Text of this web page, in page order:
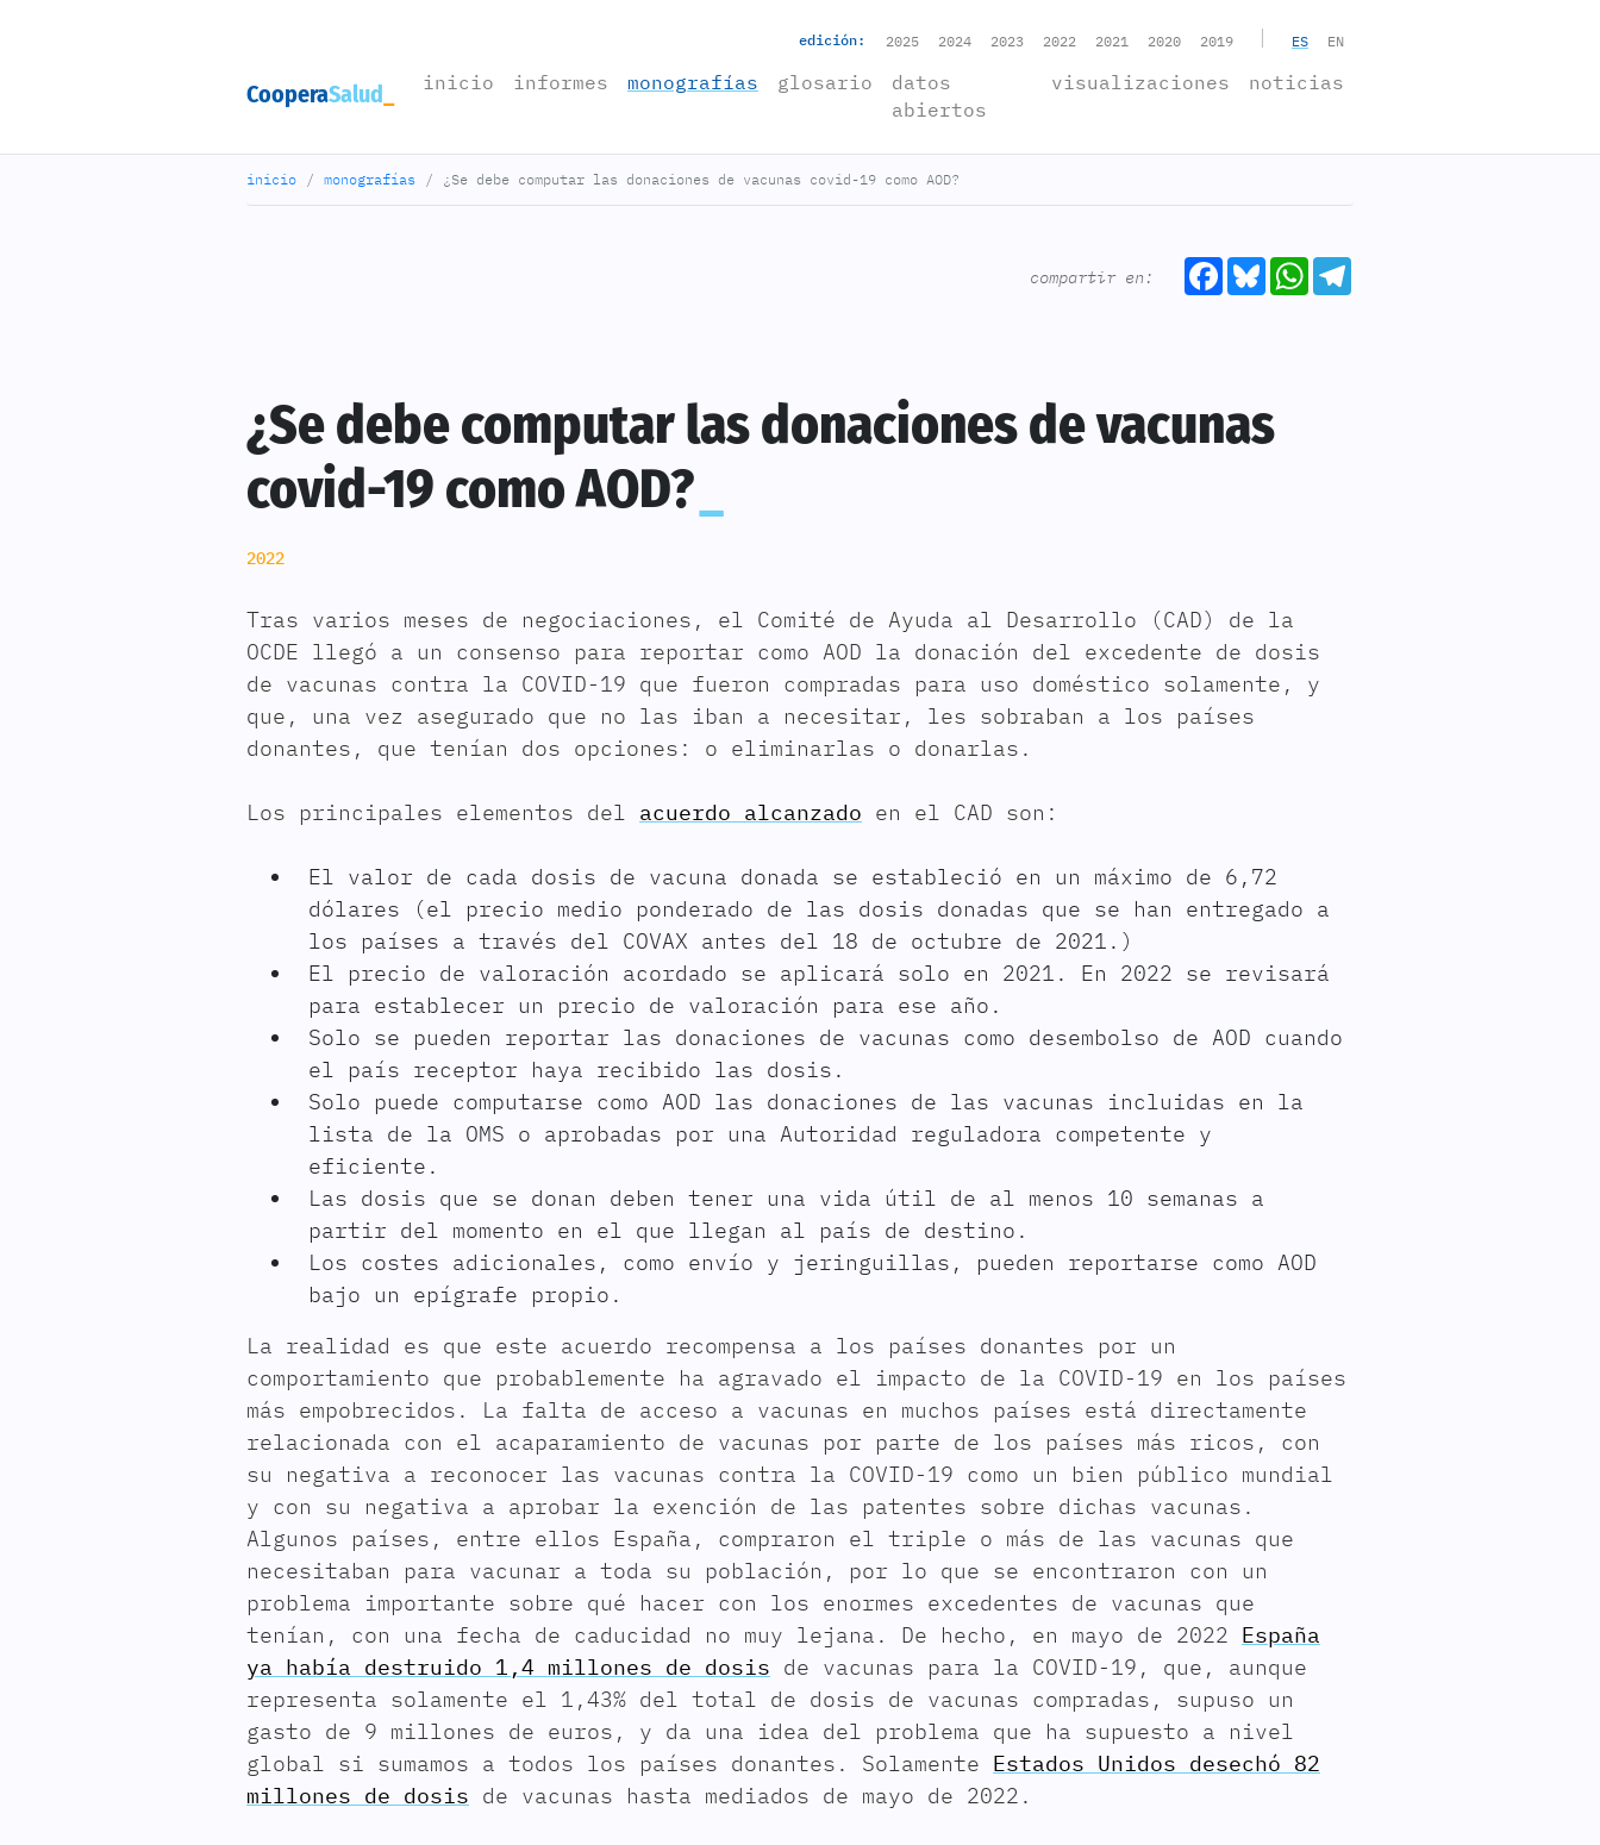
CooperaSalud
edición: 2025 2024 2023 2022 2021 2020 2019 | ES EN
inicio (current)
informes monografías glosario
datos
abiertos
visualizaciones noticias
inicio monografías ¿Se debe computar las donaciones de vacunas covid-19 como AOD?
compartir en: WhatsApp
Bluesky
Facebook
¿Se debe computar las donaciones de vacunas
covid-19 como AOD?
2022
Tras varios meses de negociaciones, el Comité de Ayuda al Desarrollo (CAD) de la
OCDE llegó a un consenso para reportar como AOD la donación del excedente de dosis
de vacunas contra la COVID-19 que fueron compradas para uso doméstico solamente, y
que, una vez asegurado que no las iban a necesitar, les sobraban a los países
donantes, que tenían dos opciones: o eliminarlas o donarlas.
Los principales elementos del acuerdo alcanzado en el CAD son:
El valor de cada dosis de vacuna donada se estableció en un máximo de 6,72
dólares (el precio medio ponderado de las dosis donadas que se han entregado a
los países a través del COVAX antes del 18 de octubre de 2021.)
El precio de valoración acordado se aplicará solo en 2021. En 2022 se revisará
para establecer un precio de valoración para ese año.
Solo se pueden reportar las donaciones de vacunas como desembolso de AOD cuando
el país receptor haya recibido las dosis.
Solo puede computarse como AOD las donaciones de las vacunas incluidas en la
lista de la OMS o aprobadas por una Autoridad reguladora competente y
eficiente.
Las dosis que se donan deben tener una vida útil de al menos 10 semanas a
partir del momento en el que llegan al país de destino.
Los costes adicionales, como envío y jeringuillas, pueden reportarse como AOD
bajo un epígrafe propio.
La realidad es que este acuerdo recompensa a los países donantes por un
comportamiento que probablemente ha agravado el impacto de la COVID-19 en los países
más empobrecidos. La falta de acceso a vacunas en muchos países está directamente
relacionada con el acaparamiento de vacunas por parte de los países más ricos, con
su negativa a reconocer las vacunas contra la COVID-19 como un bien público mundial
y con su negativa a aprobar la exención de las patentes sobre dichas vacunas.
Algunos países, entre ellos España, compraron el triple o más de las vacunas que
necesitaban para vacunar a toda su población, por lo que se encontraron con un
problema importante sobre qué hacer con los enormes excedentes de vacunas que
tenían, con una fecha de caducidad no muy lejana. De hecho, en mayo de 2022 España
ya había destruido 1,4 millones de dosis de vacunas para la COVID-19, que, aunque
representa solamente el 1,43% del total de dosis de vacunas compradas, supuso un
gasto de 9 millones de euros, y da una idea del problema que ha supuesto a nivel
global si sumamos a todos los países donantes. Solamente Estados Unidos desechó 82
millones de dosis de vacunas hasta mediados de mayo de 2022.